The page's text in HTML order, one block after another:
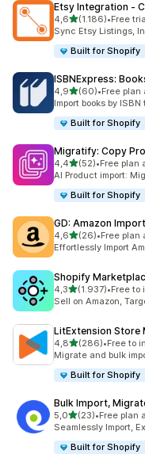
Etsy Integration ‑
4,65 yıldız üzerinden
(1.186)
toplam 1186•Free
Sync Etsy Listings,
Built for Shopify
ISBNExpress:
4,95 yıldız üzerinden
(60)
toplam 60•Free plan
Import books by
Built for Shopify
Migratify: Copy
4,45 yıldız üzerinden
(52)
toplam 52•Free plan
AI Product import:
Built for Shopify
GD: Amazon
4,65 yıldız üzerinden
(26)
toplam 26•Free plan
Effortlessly Import
Shopify
4,35 yıldız üzerinden
(1.937)
toplam 1937•Free to
Sell on Amazon,
LitExtension Store
4,85 yıldız üzerinden
(286)
toplam 286 •Free to
Migrate and bulk
Built for Shopify
Bulk Import,
5,05 yıldız üzerinden
(23)
toplam 23•Free plan
Seamlessly Import,
Built for Shopify